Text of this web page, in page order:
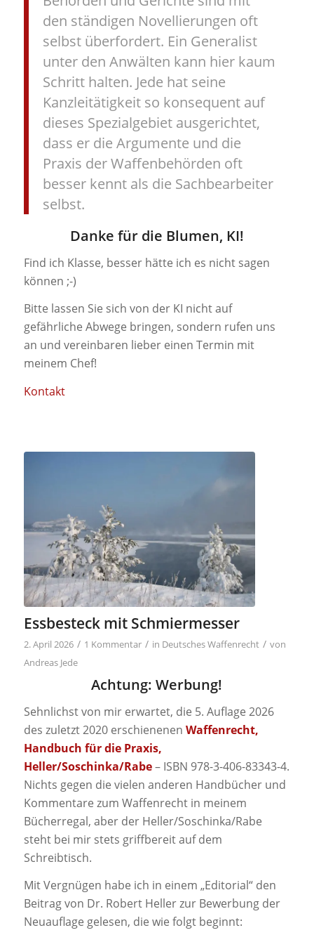
den ständigen Novellierungen oft
selbst überfordert. Ein Generalist
unter den Anwälten kann hier kaum
Schritt halten. Jede hat seine
Kanzleitätigkeit so konsequent auf
dieses Spezialgebiet ausgerichtet,
dass er die Argumente und die
Praxis der Waffenbehörden oft
besser kennt als die Sachbearbeiter
selbst.
Danke für die Blumen, KI!
Find ich Klasse, besser hätte ich es nicht sagen
können ;-)
Bitte lassen Sie sich von der KI nicht auf
gefährliche Abwege bringen, sondern rufen uns
an und vereinbaren lieber einen Termin mit
meinem Chef!
Kontakt
Essbesteck mit Schmiermesser
2. April 2026 / 1 Kommentar / in Deutsches Waffenrecht / von
Andreas Jede
Achtung: Werbung!
Sehnlichst von mir erwartet, die 5. Auflage 2026
des zuletzt 2020 erschienenen Waffenrecht,
Handbuch für die Praxis,
Heller/Soschinka/Rabe– ISBN 978-3-406-83343-4.
Nichts gegen die vielen anderen Handbücher und
Kommentare zum Waffenrecht in meinem
Bücherregal, aber der Heller/Soschinka/Rabe
steht bei mir stets griffbereit auf dem
Schreibtisch.
Mit Vergnügen habe ich in einem „Editorial“ den
Beitrag von Dr. Robert Heller zur Bewerbung der
Neuauflage gelesen, die wie folgt beginnt: